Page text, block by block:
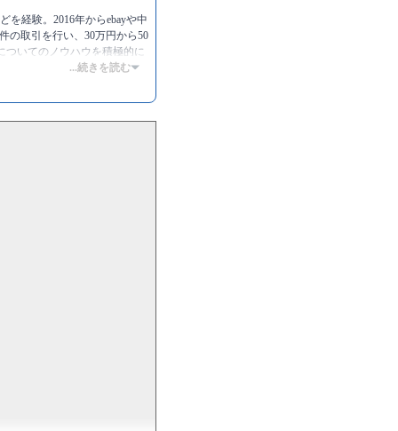
を経験。2016年からebayや中
の取引を行い、30万円から50
ついてのノウハウを積極的に
...続きを読む